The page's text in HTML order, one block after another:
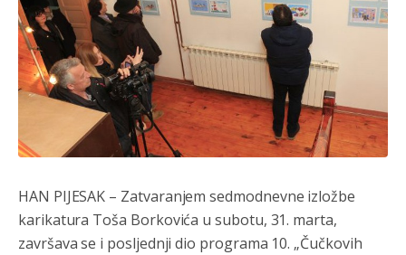
HAN PIJESAK – Zatvaranjem sedmodnevne izložbe
karikatura Toša Borkovića u subotu, 31. marta,
završava se i posljednji dio programa 10. „Čučkovih